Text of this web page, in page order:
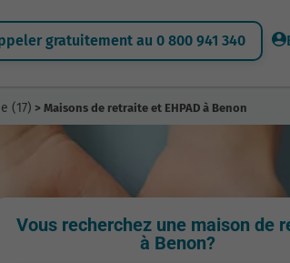
gratuitement au 0 800 941 340
(17) > Maisons de retraite et EHPAD à Benon
Vous recherchez une maison de
à Benon?